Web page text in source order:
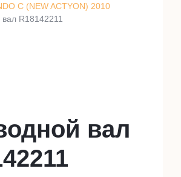
C (NEW ACTYON) 2010
R18142211
вал